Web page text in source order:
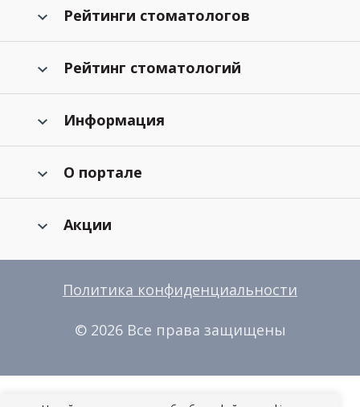
Рейтинги стоматологов
Рейтинг стоматологий
Информация
О портале
Акции
Политика конфиденциальности
© 2026 Все права защищены